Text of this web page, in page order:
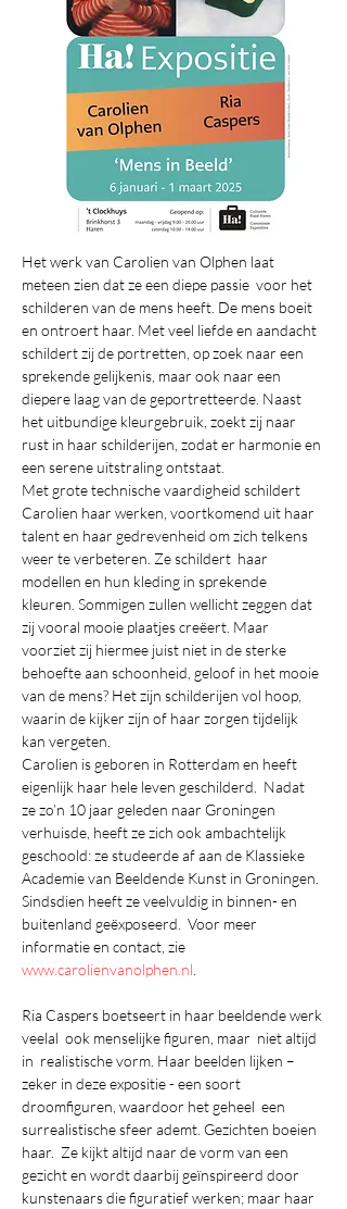
Het werk van Carolien van Olphen laat
meteen zien dat ze een diepe passie  voor het
schilderen van de mens heeft. De mens boeit
en ontroert haar. Met veel liefde en aandacht
schildert zij de portretten, op zoek naar een
sprekende gelijkenis, maar ook naar een
diepere laag van de geportretteerde. Naast
het uitbundige kleurgebruik, zoekt zij naar
rust in haar schilderijen, zodat er harmonie en
een serene uitstraling ontstaat.
Met grote technische vaardigheid schildert
Carolien haar werken, voortkomend uit haar
talent en haar gedrevenheid om zich telkens
weer te verbeteren. Ze schildert  haar
modellen en hun kleding in sprekende
kleuren. Sommigen zullen wellicht zeggen dat
zij vooral mooie plaatjes creëert. Maar
voorziet zij hiermee juist niet in de sterke
behoefte aan schoonheid, geloof in het mooie
van de mens? Het zijn schilderijen vol hoop,
waarin de kijker zijn of haar zorgen tijdelijk
kan vergeten.
Carolien is geboren in Rotterdam en heeft
eigenlijk haar hele leven geschilderd.  Nadat
ze zo’n 10 jaar geleden naar Groningen
verhuisde, heeft ze zich ook ambachtelijk
geschoold: ze studeerde af aan de Klassieke
Academie van Beeldende Kunst in Groningen.
Sindsdien heeft ze veelvuldig in binnen- en
buitenland geëxposeerd.  Voor meer
informatie en contact, zie
www.carolienvanolphen.nl
Ria Caspers boetseert in haar beeldende werk
veelal  ook menselijke figuren, maar  niet altijd
in  realistische vorm. Haar beelden lijken –
zeker in deze expositie - een soort
droomfiguren, waardoor het geheel  een
surrealistische sfeer ademt. Gezichten boeien
haar.  Ze kijkt altijd naar de vorm van een
gezicht en wordt daarbij geïnspireerd door
kunstenaars die figuratief werken; maar haar